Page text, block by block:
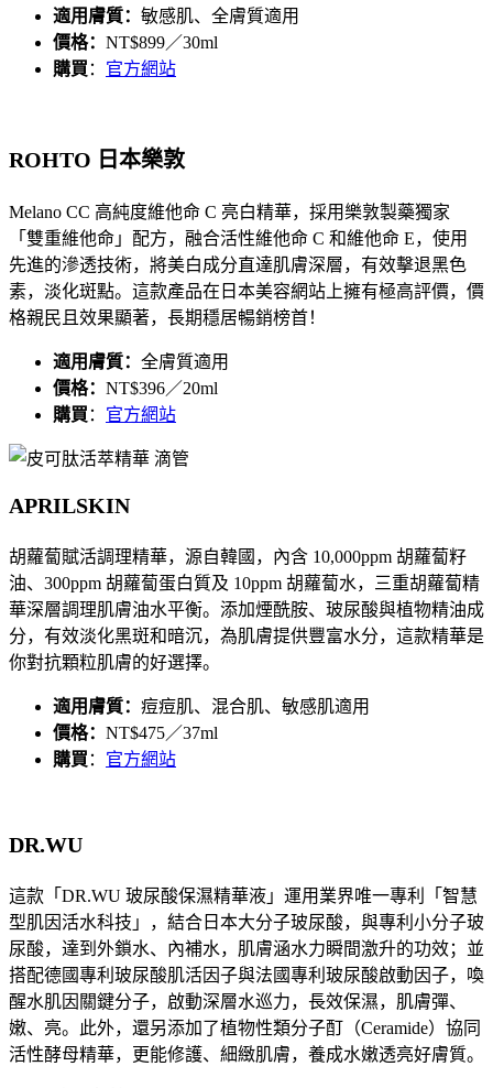
適用膚質： 敏感肌、全膚質適用
價格： NT$899／30ml
購買 ： 官方網站
ROHTO 日本樂敦
Melano CC 高純度維他命 C 亮白精華，採用樂敦製藥獨家
「雙重維他命」配方，融合活性維他命 C 和維他命 E，使用
先進的滲透技術，將美白成分直達肌膚深層，有效擊退黑色
素，淡化斑點。這款產品在日本美容網站上擁有極高評價，價
格親民且效果顯著，長期穩居暢銷榜首！
適用膚質： 全膚質適用
價格： NT$396／20ml
購買 ： 官方網站
APRILSKIN
胡蘿蔔賦活調理精華，源自韓國，內含 10,000ppm 胡蘿蔔籽
油、300ppm 胡蘿蔔蛋白質及 10ppm 胡蘿蔔水，三重胡蘿蔔精
華深層調理肌膚油水平衡。添加煙酰胺、玻尿酸與植物精油成
分，有效淡化黑斑和暗沉，為肌膚提供豐富水分，這款精華是
你對抗顆粒肌膚的好選擇。
適用膚質： 痘痘肌、混合肌、敏感肌適用
價格： NT$475／37ml
購買 ： 官方網站
DR.WU
這款「 DR.WU 玻尿酸保濕精華液 」運用業界唯一專利「智慧
型肌因活水科技」，結合日本大分子玻尿酸，與專利小分子玻
尿酸，達到外鎖水、內補水，肌膚涵水力瞬間激升的功效；並
搭配德國專利玻尿酸肌活因子與法國專利玻尿酸啟動因子，喚
醒水肌因關鍵分子，啟動深層水巡力，長效保濕，肌膚彈、
嫩、亮。此外，還另添加了植物性類分子酊（Ceramide）協同
活性酵母精華，更能修護、細緻肌膚，養成水嫩透亮好膚質。